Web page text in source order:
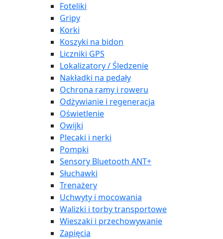
Foteliki
Gripy
Korki
Koszyki na bidon
Liczniki GPS
Lokalizatory / Śledzenie
Nakładki na pedały
Ochrona ramy i roweru
Odżywianie i regeneracja
Oświetlenie
Owijki
Plecaki i nerki
Pompki
Sensory Bluetooth ANT+
Słuchawki
Trenażery
Uchwyty i mocowania
Walizki i torby transportowe
Wieszaki i przechowywanie
Zapięcia